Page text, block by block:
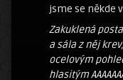
jsme se někde
Zakuklená
a sála z něj
ocelovým
hlasitým